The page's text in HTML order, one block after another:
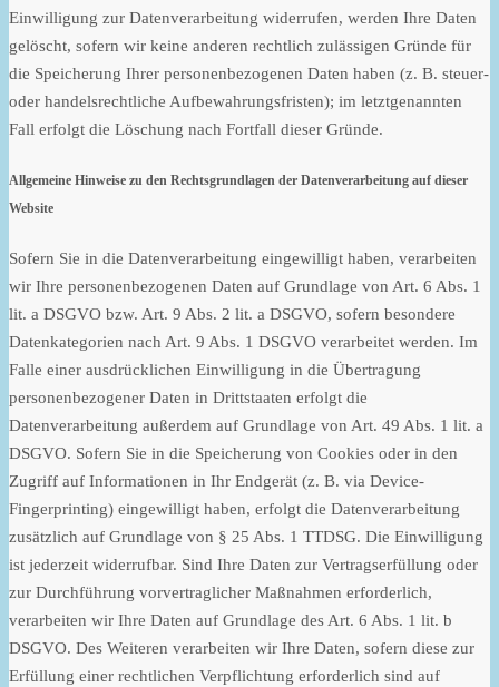
Einwilligung zur Datenverarbeitung widerrufen, werden Ihre Daten
gelöscht, sofern wir keine anderen rechtlich zulässigen Gründe für
die Speicherung Ihrer personenbezogenen Daten haben (z. B. steuer-
oder handelsrechtliche Aufbewahrungsfristen); im letztgenannten
Fall erfolgt die Löschung nach Fortfall dieser Gründe.
Allgemeine Hinweise zu den Rechtsgrundlagen der Datenverarbeitung auf dieser
Website
Sofern Sie in die Datenverarbeitung eingewilligt haben, verarbeiten
wir Ihre personenbezogenen Daten auf Grundlage von Art. 6 Abs. 1
lit. a DSGVO bzw. Art. 9 Abs. 2 lit. a DSGVO, sofern besondere
Datenkategorien nach Art. 9 Abs. 1 DSGVO verarbeitet werden. Im
Falle einer ausdrücklichen Einwilligung in die Übertragung
personenbezogener Daten in Drittstaaten erfolgt die
Datenverarbeitung außerdem auf Grundlage von Art. 49 Abs. 1 lit. a
DSGVO. Sofern Sie in die Speicherung von Cookies oder in den
Zugriff auf Informationen in Ihr Endgerät (z. B. via Device-
Fingerprinting) eingewilligt haben, erfolgt die Datenverarbeitung
zusätzlich auf Grundlage von § 25 Abs. 1 TTDSG. Die Einwilligung
ist jederzeit widerrufbar. Sind Ihre Daten zur Vertragserfüllung oder
zur Durchführung vorvertraglicher Maßnahmen erforderlich,
verarbeiten wir Ihre Daten auf Grundlage des Art. 6 Abs. 1 lit. b
DSGVO. Des Weiteren verarbeiten wir Ihre Daten, sofern diese zur
Erfüllung einer rechtlichen Verpflichtung erforderlich sind auf